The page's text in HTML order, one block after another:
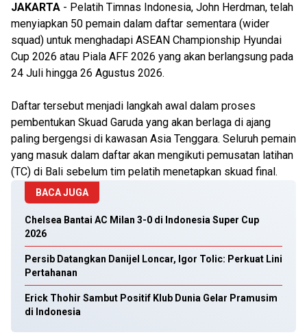
JAKARTA - Pelatih Timnas Indonesia, John Herdman, telah
menyiapkan 50 pemain dalam daftar sementara (wider
squad) untuk menghadapi ASEAN Championship Hyundai
Cup 2026 atau Piala AFF 2026 yang akan berlangsung pada
24 Juli hingga 26 Agustus 2026.
Daftar tersebut menjadi langkah awal dalam proses
pembentukan Skuad Garuda yang akan berlaga di ajang
paling bergengsi di kawasan Asia Tenggara. Seluruh pemain
yang masuk dalam daftar akan mengikuti pemusatan latihan
(TC) di Bali sebelum tim pelatih menetapkan skuad final.
BACA JUGA
Chelsea Bantai AC Milan 3-0 di Indonesia Super Cup
2026
Persib Datangkan Danijel Loncar, Igor Tolic: Perkuat Lini
Pertahanan
Erick Thohir Sambut Positif Klub Dunia Gelar Pramusim
di Indonesia